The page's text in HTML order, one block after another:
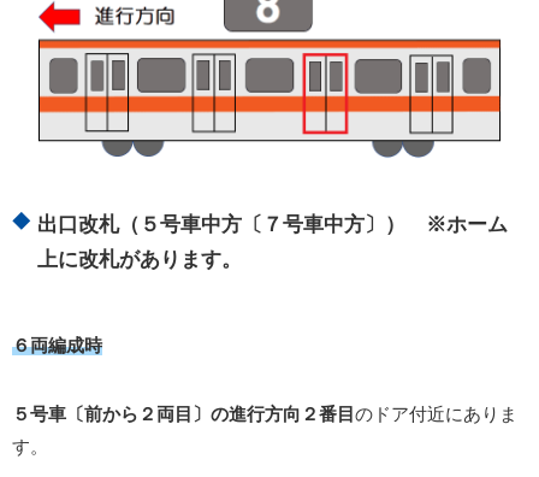
出口改札（５号車中方〔７号車中方〕） ※ホーム
上に改札があります。
６両編成時
５号車〔前から２両目〕の進行方向２番目 のドア付近にありま
す。